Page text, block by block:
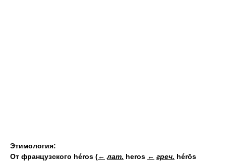
Этимология:
От французского héros (← лат. heros ← греч. hérōs